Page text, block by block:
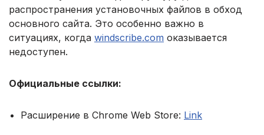
распространения установочных файлов в обход
основного сайта. Это особенно важно в
ситуациях, когда windscribe.com оказывается
недоступен.
Официальные ссылки:
Расширение в Chrome Web Store: Link